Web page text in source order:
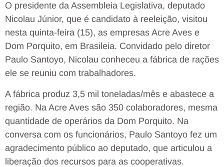
O presidente da Assembleia Legislativa, deputado
Nicolau Júnior, que é candidato à reeleição, visitou
nesta quinta-feira (15), as empresas Acre Aves e
Dom Porquito, em Brasileia. Convidado pelo diretor
Paulo Santoyo, Nicolau conheceu a fábrica de rações
ele se reuniu com trabalhadores.
A fábrica produz 3,5 mil toneladas/mês e abastece a
região. Na Acre Aves são 350 colaboradores, mesma
quantidade de operários da Dom Porquito. Na
conversa com os funcionários, Paulo Santoyo fez um
agradecimento público ao deputado, que articulou a
liberação dos recursos para as cooperativas.